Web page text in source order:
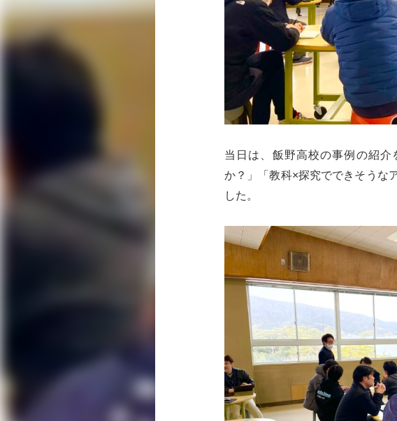
当日は、飯野高校の事例の紹
か？」「教科×探究でできそうな
した。